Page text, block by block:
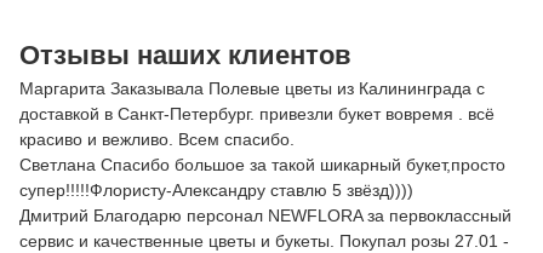
Отзывы наших клиентов
Маргарита Заказывала Полевые цветы из Калининграда с
доставкой в Санкт-Петербург. привезли букет вовремя . всё
красиво и вежливо. Всем спасибо.
Светлана Спасибо большое за такой шикарный букет,просто
супер!!!!!Флористу-Александру ставлю 5 звёзд))))
Дмитрий Благодарю персонал NEWFLORA за первоклассный
сервис и качественные цветы и букеты. Покупал розы 27.01 -